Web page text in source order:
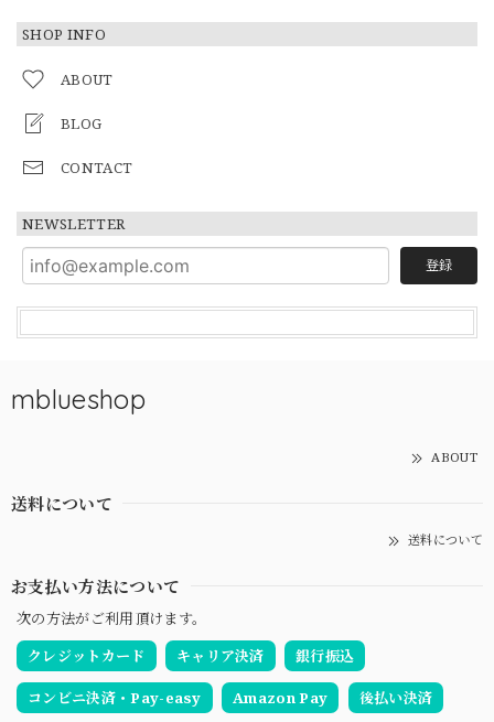
SHOP INFO
ABOUT
BLOG
CONTACT
NEWSLETTER
登録
mblueshop
ABOUT
送料について
送料について
お支払い方法について
次の方法がご利用頂けます。
クレジットカード
キャリア決済 銀行振込
コンビニ決済・Pay-easy Amazon Pay 後払い決済